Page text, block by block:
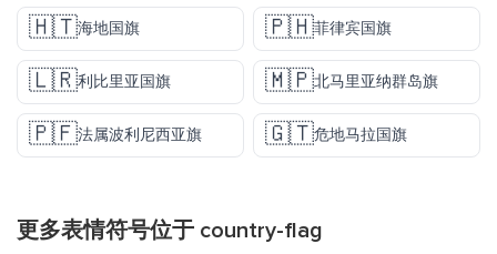
🇭🇹海地国旗 🇵🇭菲律宾国旗
🇱🇷利比里亚国旗 🇲🇵北马里亚纳群岛旗
🇵🇫法属波利尼西亚旗 🇬🇹危地马拉国旗
更多表情符号位于 country-flag